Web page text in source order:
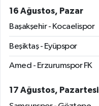
16 Ağustos, Pazar
Başakşehir - Kocaelispor
Beşiktaş - Eyüpspor
Amed - Erzurumspor FK
17 Ağustos, Pazartesi